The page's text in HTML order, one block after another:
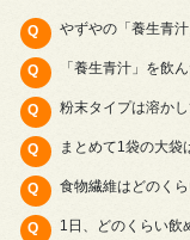
やずやの「養生青
「養生青汁」を飲
粉末タイプは溶か
まとめて1袋の大袋
食物繊維はどのく
1日、どのくらい飲